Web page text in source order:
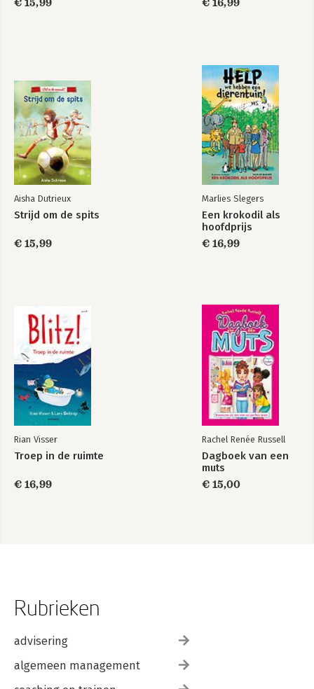
€ 15,99 € 16,99
Aisha Dutrieux
Strijd om de spits
€ 15,99
Marlies Slegers
Een krokodil als
hoofdprijs
€ 16,99
Rian Visser
Troep in de ruimte
€ 16,99
Rachel Renée Russell
Dagboek van een
muts
€ 15,00
Rubrieken
advisering
algemeen management